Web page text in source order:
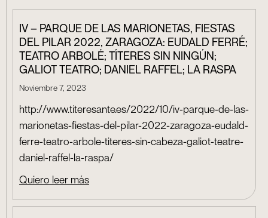
IV – PARQUE DE LAS MARIONETAS, FIESTAS
DEL PILAR 2022, ZARAGOZA: EUDALD FERRÉ;
TEATRO ARBOLÉ; TÍTERES SIN NINGÚN;
GALIOT TEATRO; DANIEL RAFFEL; LA RASPA
Noviembre 7, 2023
http://www.titeresante.es/2022/10/iv-parque-de-las-
marionetas-fiestas-del-pilar-2022-zaragoza-eudald-
ferre-teatro-arbole-titeres-sin-cabeza-galiot-teatre-
daniel-raffel-la-raspa/
Quiero leer más